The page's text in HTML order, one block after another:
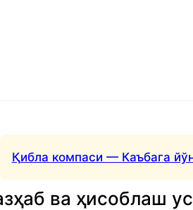
Қибла компаси — Каъбага
ва ҳисоблаш